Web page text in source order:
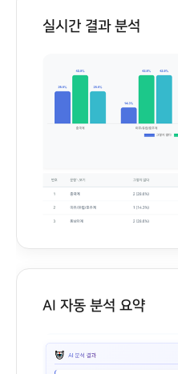
실시간 결과 분석
AI 자동 분석 요약